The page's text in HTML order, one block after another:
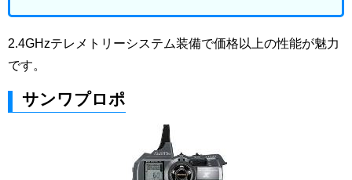
2.4GHzテレメトリーシステム装備で価格以上の性能が魅力
です。
サンワプロポ